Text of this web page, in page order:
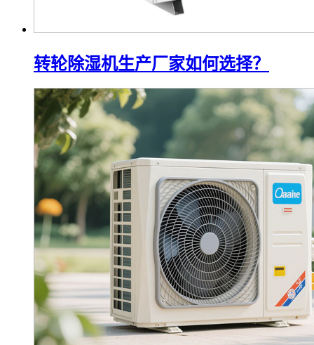
转轮除湿机生产厂家如何选择？